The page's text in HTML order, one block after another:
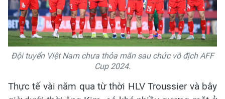
Đội tuyển Việt Nam chưa thỏa mãn sau chức vô địch AFF
Cup 2024.
Thực tế vài năm qua từ thời HLV Troussier và bây